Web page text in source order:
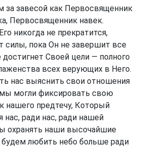
за завесой как Первосвященник
Первосвященник навек.
никогда не прекратится,
силы, пока Он не завершит все
Своей цели — полного
всех верующих в Него.
нас выяснить свои отношения
могли фиксировать свою
нашего предтечу, Который
нас, ради нас, ради нашей
охранять наши высочайшие
любить небо больше ради